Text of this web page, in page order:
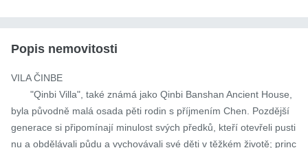
Popis nemovitosti
VILA ČINBE
byla původně malá osada pěti rodin s příjmením Chen. Pozdější
generace si připomínají minulost svých předků, kteří otevřeli pusti
nu a obdělávali půdu a vychovávali své děti v těžkém životě; princ